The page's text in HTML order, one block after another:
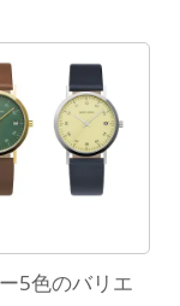
5色のバリエ